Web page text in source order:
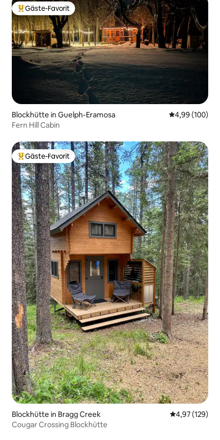
Beliebter Gäste-Favorit.
Gäste-Favorit
Blockhütte in Guelph-Eramosa
4,99 (100)
Fern Hill Cabin
Beliebter Gäste-Favorit.
Gäste-Favorit
Blockhütte in Bragg Creek
4,97 (129)
Cougar Crossing Blockhütte